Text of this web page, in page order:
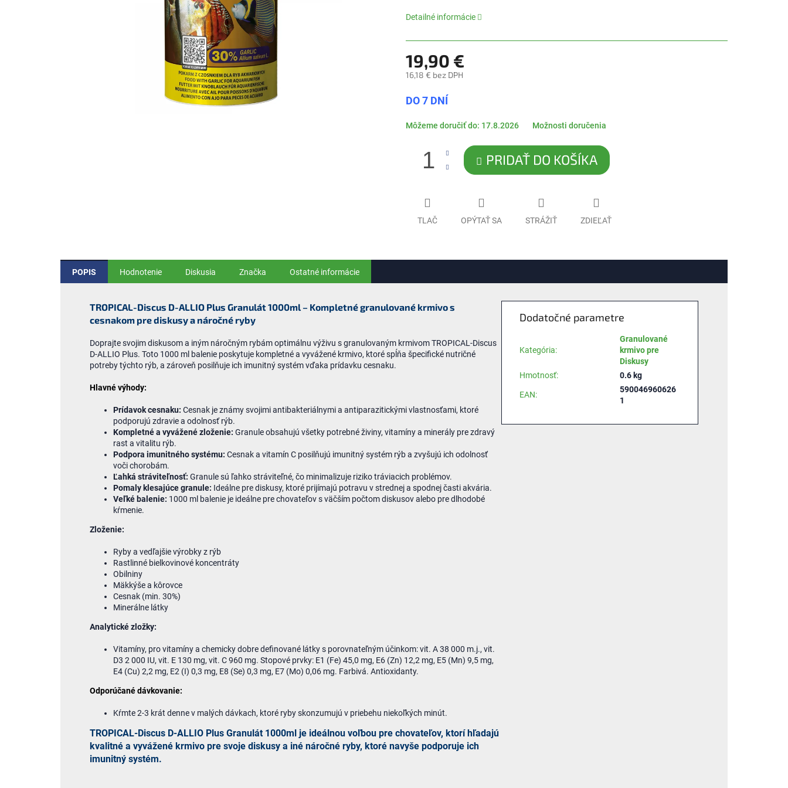
z
hviezdičiek.
Detailné informácie
19,90 €
16,18 € bez DPH
cena:
DO 7 DNÍ
Môžeme doručiť do: 17.8.2026 Možnosti doručenia
PRIDAŤ DO KOŠÍKA
TLAČ OPÝTAŤ SA STRÁŽIŤ ZDIEĽAŤ
POPIS Hodnotenie Diskusia Značka Ostatné informácie
TROPICAL-Discus D-ALLIO Plus Granulát 1000ml – Kompletné granulované krmivo s
cesnakom pre diskusy a náročné ryby
Doprajte svojim diskusom a iným náročným rybám optimálnu výživu s granulovaným krmivom TROPICAL-Discus
D-ALLIO Plus. Toto 1000 ml balenie poskytuje kompletné a vyvážené krmivo, ktoré spĺňa špecifické nutričné
potreby týchto rýb, a zároveň posilňuje ich imunitný systém vďaka prídavku cesnaku.
Hlavné výhody:
Prídavok cesnaku: Cesnak je známy svojimi antibakteriálnymi a antiparazitickými vlastnosťami, ktoré
podporujú zdravie a odolnosť rýb.
Kompletné a vyvážené zloženie: Granule obsahujú všetky potrebné živiny, vitamíny a minerály pre zdravý
rast a vitalitu rýb.
Podpora imunitného systému: Cesnak a vitamín C posilňujú imunitný systém rýb a zvyšujú ich odolnosť
voči chorobám.
Ľahká stráviteľnosť: Granule sú ľahko stráviteľné, čo minimalizuje riziko tráviacich problémov.
Pomaly klesajúce granule: Ideálne pre diskusy, ktoré prijímajú potravu v strednej a spodnej časti akvária.
Veľké balenie: 1000 ml balenie je ideálne pre chovateľov s väčším počtom diskusov alebo pre dlhodobé
kŕmenie.
Zloženie:
Ryby a vedľajšie výrobky z rýb
Rastlinné bielkovinové koncentráty
Obilniny
Mäkkýše a kôrovce
Cesnak (min. 30%)
Minerálne látky
Analytické zložky:
Vitamíny, pro vitamíny a chemicky dobre definované látky s porovnateľným účinkom: vit. A 38 000 m.j., vit.
D3 2 000 IU, vit. E 130 mg, vit. C 960 mg. Stopové prvky: E1 (Fe) 45,0 mg, E6 (Zn) 12,2 mg, E5 (Mn) 9,5 mg,
E4 (Cu) 2,2 mg, E2 (I) 0,3 mg, E8 (Se) 0,3 mg, E7 (Mo) 0,06 mg. Farbivá. Antioxidanty.
Odporúčané dávkovanie:
Kŕmte 2-3 krát denne v malých dávkach, ktoré ryby skonzumujú v priebehu niekoľkých minút.
TROPICAL-Discus D-ALLIO Plus Granulát 1000ml je ideálnou voľbou pre chovateľov, ktorí hľadajú
kvalitné a vyvážené krmivo pre svoje diskusy a iné náročné ryby, ktoré navyše podporuje ich
imunitný systém.
Dodatočné parametre
Kategória:
Granulované
krmivo pre
Diskusy
Hmotnosť: 0.6 kg
EAN:
590046960626
1